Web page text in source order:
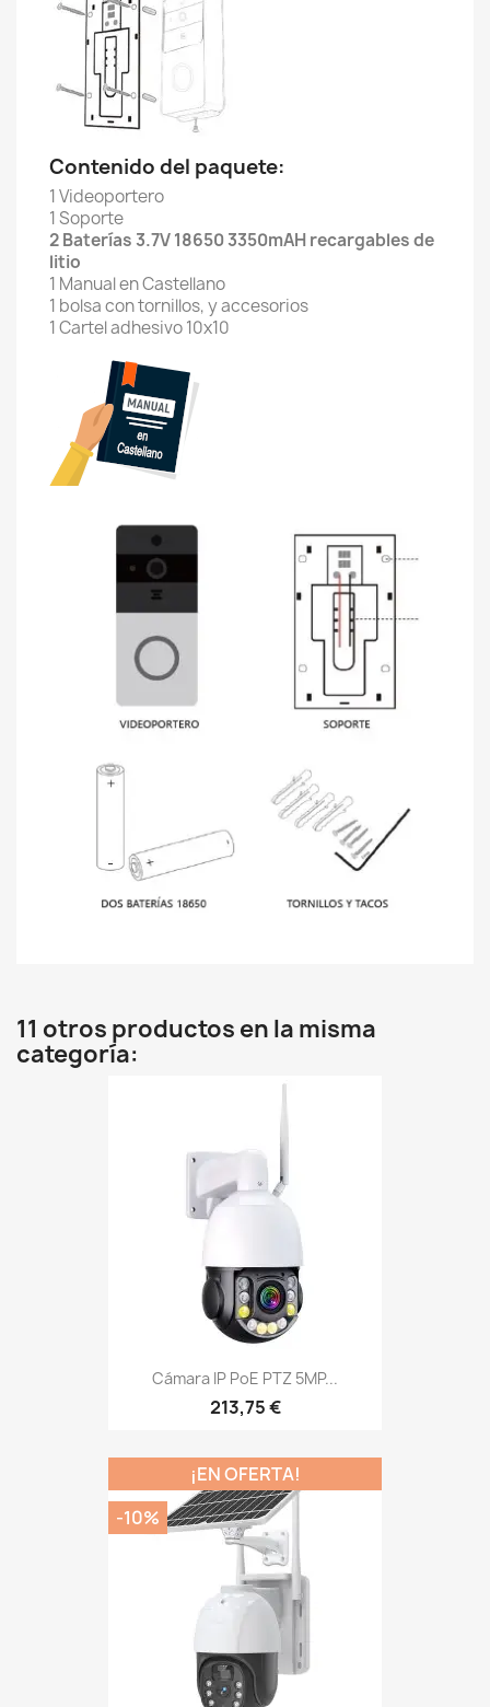
Contenido del paquete:
1 Videoportero
1 Soporte
2 Baterías 3.7V 18650 3350mAH recargables de
litio
1 Manual en Castellano
1 bolsa con tornillos, y accesorios
1 Cartel adhesivo 10x10
11 otros productos en la misma
categoría:
Cámara IP PoE PTZ 5MP...
213,75 €
¡EN OFERTA!
-10%